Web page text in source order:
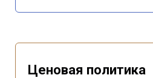
Ценовая политика